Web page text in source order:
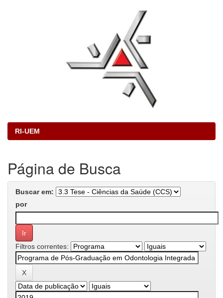
RI-UEM
Página de Busca
Buscar em:
por
Filtros correntes: